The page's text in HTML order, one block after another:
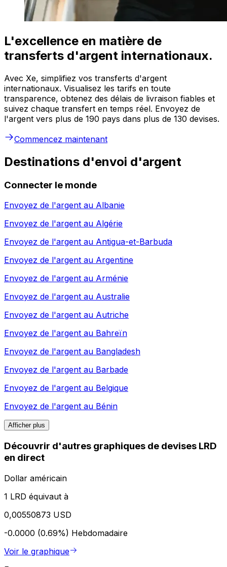
L'excellence en matière de
transferts d'argent internationaux.
Avec Xe, simplifiez vos transferts d'argent
internationaux. Visualisez les tarifs en toute
transparence, obtenez des délais de livraison fiables et
suivez chaque transfert en temps réel. Envoyez de
l'argent vers plus de 190 pays dans plus de 130 devises.
Commencez maintenant
Destinations d'envoi d'argent
Connecter le monde
Envoyez de l'argent au Albanie
Envoyez de l'argent au Algérie
Envoyez de l'argent au Antigua-et-Barbuda
Envoyez de l'argent au Argentine
Envoyez de l'argent au Arménie
Envoyez de l'argent au Australie
Envoyez de l'argent au Autriche
Envoyez de l'argent au Bahreïn
Envoyez de l'argent au Bangladesh
Envoyez de l'argent au Barbade
Envoyez de l'argent au Belgique
Envoyez de l'argent au Bénin
Afficher plus
Découvrir d'autres graphiques de devises LRD
en direct
Dollar américain
1 LRD équivaut à
0,00550873 USD
-0.0000 (0.69%) Hebdomadaire
Voir le graphique